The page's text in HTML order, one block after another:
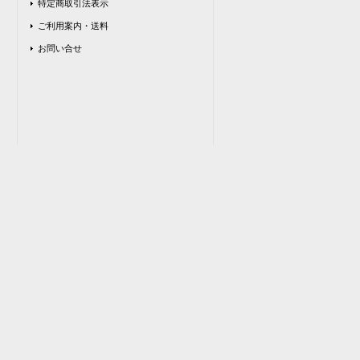
特定商取引法表示
ご利用案内・送料
お問い合せ